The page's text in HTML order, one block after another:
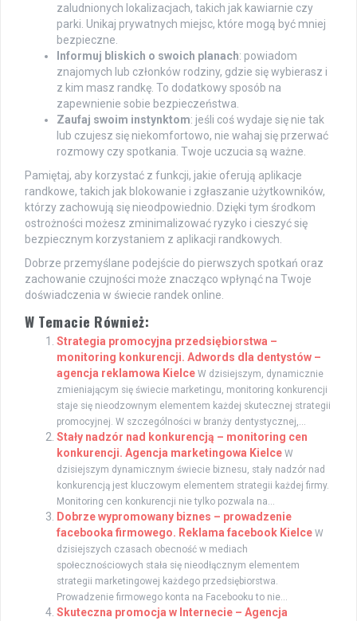
zaludnionych lokalizacjach, takich jak kawiarnie czy
parki. Unikaj prywatnych miejsc, które mogą być mniej
bezpieczne.
Informuj bliskich o swoich planach: powiadom
znajomych lub członków rodziny, gdzie się wybierasz i
z kim masz randkę. To dodatkowy sposób na
zapewnienie sobie bezpieczeństwa.
Zaufaj swoim instynktom: jeśli coś wydaje się nie tak
lub czujesz się niekomfortowo, nie wahaj się przerwać
rozmowy czy spotkania. Twoje uczucia są ważne.
Pamiętaj, aby korzystać z funkcji, jakie oferują aplikacje
randkowe, takich jak blokowanie i zgłaszanie użytkowników,
którzy zachowują się nieodpowiednio. Dzięki tym środkom
ostrożności możesz zminimalizować ryzyko i cieszyć się
bezpiecznym korzystaniem z aplikacji randkowych.
Dobrze przemyślane podejście do pierwszych spotkań oraz
zachowanie czujności może znacząco wpłynąć na Twoje
doświadczenia w świecie randek online.
W Temacie Również:
Strategia promocyjna przedsiębiorstwa –
monitoring konkurencji. Adwords dla dentystów –
agencja reklamowa Kielce W dzisiejszym, dynamicznie
zmieniającym się świecie marketingu, monitoring konkurencji
staje się nieodzownym elementem każdej skutecznej strategii
promocyjnej. W szczególności w branży dentystycznej,...
Stały nadzór nad konkurencją – monitoring cen
konkurencji. Agencja marketingowa Kielce W
dzisiejszym dynamicznym świecie biznesu, stały nadzór nad
konkurencją jest kluczowym elementem strategii każdej firmy.
Monitoring cen konkurencji nie tylko pozwala na...
Dobrze wypromowany biznes – prowadzenie
facebooka firmowego. Reklama facebook Kielce W
dzisiejszych czasach obecność w mediach
społecznościowych stała się nieodłącznym elementem
strategii marketingowej każdego przedsiębiorstwa.
Prowadzenie firmowego konta na Facebooku to nie...
Skuteczna promocja w Internecie – Agencja